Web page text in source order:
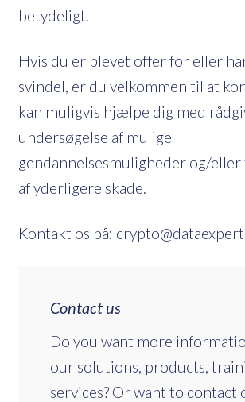
betydeligt.
Hvis du er blevet offer for eller
svindel, er du velkommen til at
kan muligvis hjælpe dig med
undersøgelse af mulige
gendannelsesmuligheder og/eller
af yderligere skade.
Kontakt os på:
Contact us
Do you want more
our solutions, products,
services? Or want to contact